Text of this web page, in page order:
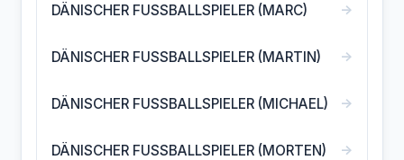
DÄNISCHER FUSSBALLSPIELER (MARC) →
DÄNISCHER FUSSBALLSPIELER (MARTIN) →
DÄNISCHER FUSSBALLSPIELER (MICHAEL) →
DÄNISCHER FUSSBALLSPIELER (MORTEN) →